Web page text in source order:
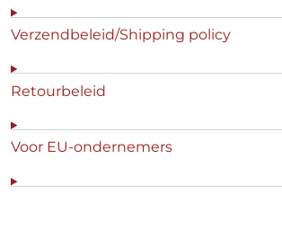
Verzendbeleid/Shipping policy
Retourbeleid
Voor EU-ondernemers